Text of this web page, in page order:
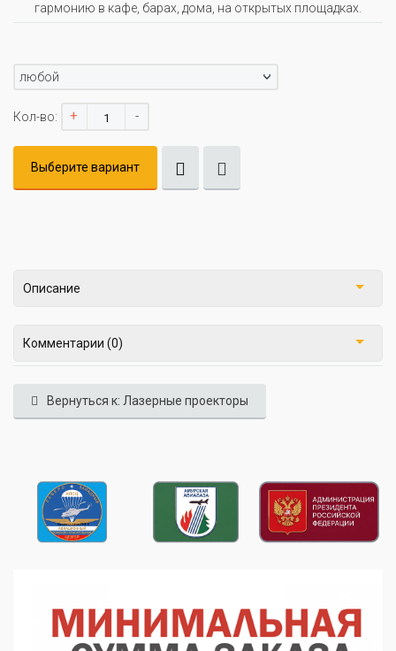
гармонию в кафе, барах, дома, на открытых площадках.
любой
Кол-во: + -
Выберите вариант
Описание
Комментарии (0)
Вернуться к: Лазерные проекторы